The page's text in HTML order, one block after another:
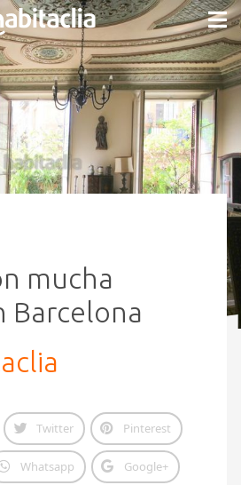
mucha
Barcelona
Twitter Pinterest
Whatsapp Google+